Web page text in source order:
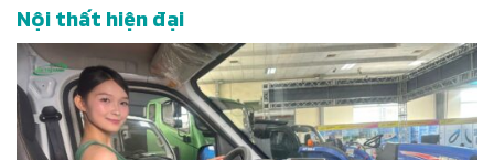
Nội thất hiện đại